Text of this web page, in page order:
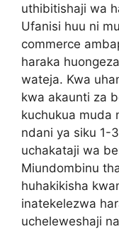
uthibitishaji wa
Ufanisi huu ni
commerce
haraka
wateja. Kwa
kwa akaunti za
kuchukua muda
ndani ya siku 1-
uchakataji wa
Miundombinu
huhakikisha
inatekelezwa
ucheleweshaji